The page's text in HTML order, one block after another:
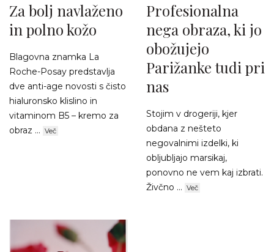
Za bolj navlaženo
in polno kožo
Blagovna znamka La
Roche-Posay predstavlja
dve anti-age novosti s čisto
hialuronsko klislino in
vitaminom B5 – kremo za
obraz ... Več
Profesionalna
nega obraza, ki jo
obožujejo
Parižanke tudi pri
nas
Stojim v drogeriji, kjer
obdana z nešteto
negovalnimi izdelki, ki
obljubljajo marsikaj,
ponovno ne vem kaj izbrati.
Živčno ... Več